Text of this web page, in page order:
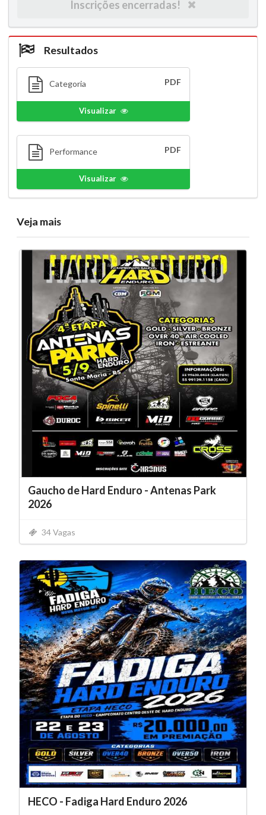
Inscrições encerradas!
Resultados
Categoria PDF
Visualizar
Performance PDF
Visualizar
Veja mais
Gaucho de Hard Enduro - Antenas Park
2026
34 Vagas
HECO - Fadiga Hard Enduro 2026